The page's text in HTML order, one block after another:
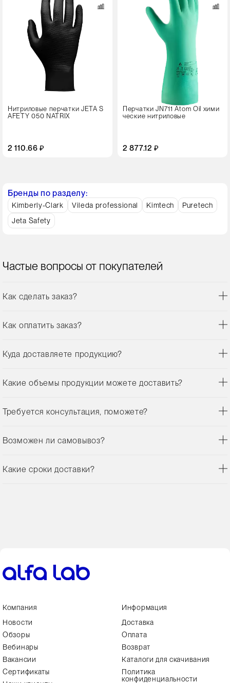
Нитриловые перчатки JETA S
AFETY 050 NATRIX
2 110.66 ₽
Перчатки JN711 Atom Oil хими
ческие нитриловые
2 877.12 ₽
Бренды по разделу:
Kimberly-Clark Vileda professional Kimtech
Puretech
Jeta Safety
Частые вопросы от покупателей
Как сделать заказ?
Как оплатить заказ?
Куда доставляете продукцию?
Какие объемы продукции можете доставить?
Требуется консультация, поможете?
Возможен ли самовывоз?
Какие сроки доставки?
Компания
Новости
Обзоры
Вебинары
Вакансии
Сертификаты
Информация
Доставка
Оплата
Возврат
Каталоги для скачивания
Политика
конфиденциальности